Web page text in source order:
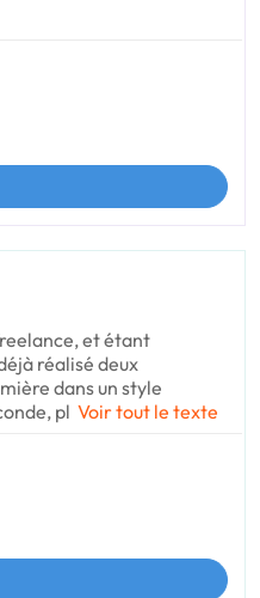
et étant
réalisé deux
dans un style
pl Voir tout le texte